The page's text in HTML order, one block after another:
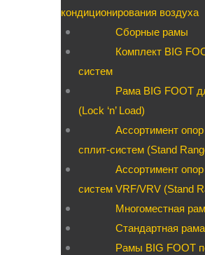
кондиционирования воздуха
Сборные рамы
Комплект BIG
систем
Рама BIG FOOT
(Lock ‘n’ Load)
Ассортимент
сплит-систем (Stand
Ассортимент
систем VRF/VRV (Stand
Многоместная
Стандартная
Рамы BIG FOOT